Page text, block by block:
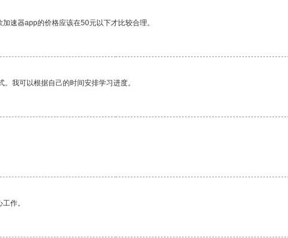
速器app的价格应该在50元以下才比较合理。
我可以根据自己的时间安排学习进度。
作。